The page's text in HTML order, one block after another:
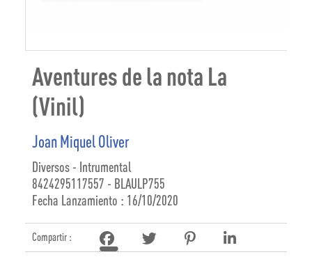
Aventures de la nota La
(Vinil)
Joan Miquel Oliver
Diversos - Intrumental
8424295117557 - BLAULP755
Fecha Lanzamiento : 16/10/2020
Compartir :